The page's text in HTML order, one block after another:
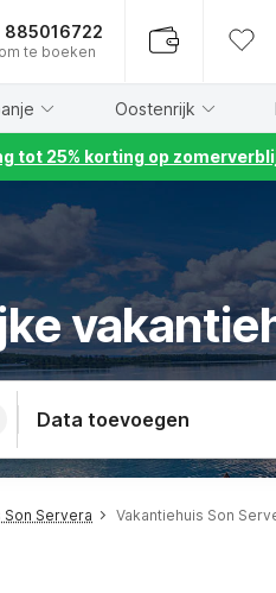
885016722
te boeken
Oostenrijk
tot 25% korting op
Data toevoegen
Son Servera Vakantiehuis Son